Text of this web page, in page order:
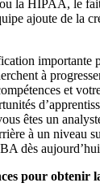
la HIPAA, le
ajoute de la
importante
à
et
êtes un
à un niveau
dès
pour